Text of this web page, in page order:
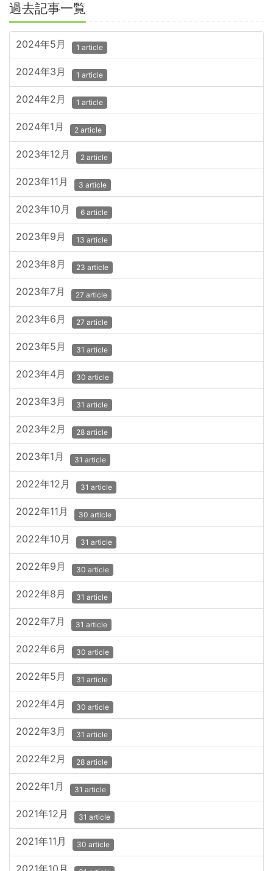
過去記事一覧
2024年5月 1 article
2024年3月 1 article
2024年2月 1 article
2024年1月 2 article
2023年12月 2 article
2023年11月 3 article
2023年10月 6 article
2023年9月 13 article
2023年8月 23 article
2023年7月 27 article
2023年6月 27 article
2023年5月 31 article
2023年4月 30 article
2023年3月 31 article
2023年2月 28 article
2023年1月 31 article
2022年12月 31 article
2022年11月 30 article
2022年10月 31 article
2022年9月 30 article
2022年8月 31 article
2022年7月 31 article
2022年6月 30 article
2022年5月 31 article
2022年4月 30 article
2022年3月 31 article
2022年2月 28 article
2022年1月 31 article
2021年12月 31 article
2021年11月 30 article